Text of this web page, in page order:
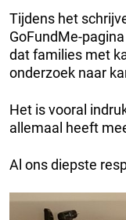
Tijdens het
GoFundMe-
dat families met
onderzoek naar
Het is vooral
allemaal heeft
Al ons diepste